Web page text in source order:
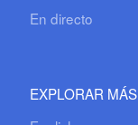
En directo
EXPLORAR MÁS